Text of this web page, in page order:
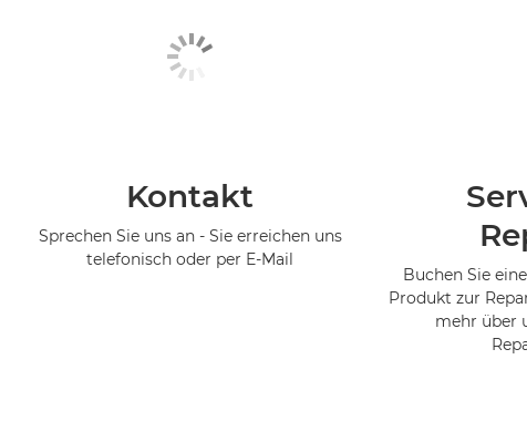
Kontakt
Sprechen Sie uns an - Sie erreichen uns
telefonisch oder per E-Mail
Buchen Sie
Produkt zur
mehr über